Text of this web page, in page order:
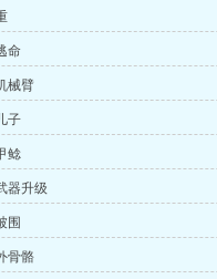
命
械臂
子
鲶
器升级
围
骨骼